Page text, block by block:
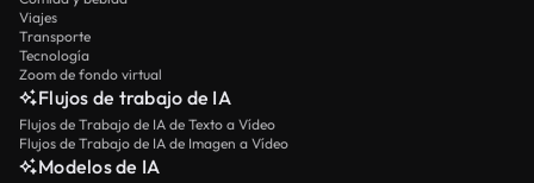
Viajes
Transporte
Tecnología
Zoom de fondo virtual
Flujos de trabajo de IA
Flujos de Trabajo de IA de Texto a Vídeo
Flujos de Trabajo de IA de Imagen a Vídeo
Modelos de IA